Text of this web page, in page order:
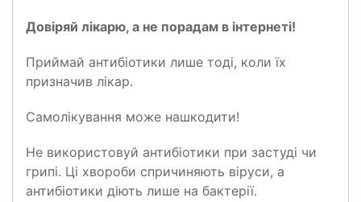
Довіряй лікарю, а не порадам в інтернеті!
Приймай антибіотики лише тоді, коли їх
призначив лікар.
Самолікування може нашкодити!
Не використовуй антибіотики при застуді чи
грипі. Ці хвороби спричиняють віруси, а
антибіотики діють лише на бактерії.